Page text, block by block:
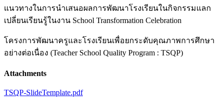
แนวทางในการนำเสนอผลการพัฒนาโรงเรียนในกิจกรรมแลก
เปลี่ยนเรียนรู้ในงาน School Transformation Celebration
โครงการพัฒนาครูและโรงเรียนเพื่อยกระดับคุณภาพการศึกษา
อย่างต่อเนื่อง (Teacher School Quality Program : TSQP)
Attachments
TSQP-SlideTemplate.pdf